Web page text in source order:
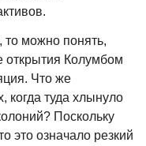
то можно понять,
открытия Колумбом
Что же
когда туда хлынуло
Поскольку
это означало резкий